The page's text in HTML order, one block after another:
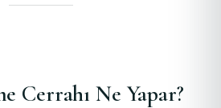
Cerrahı Ne Yapar?